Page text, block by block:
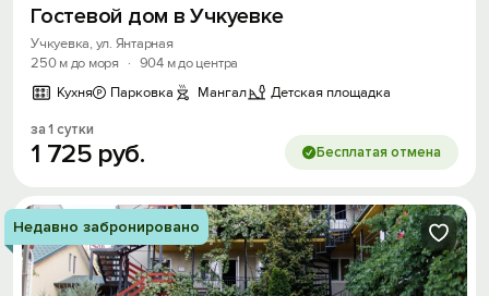
Гостевой дом в Учкуевке
Учкуевка, ул. Янтарная
250 м до моря
· 904 м до центра
Кухня
Парковка Мангал Детская площадка
за 1 сутки
1 725 руб. Бесплатая отмена
Недавно забронировано
Скидка −5%
Хочешь дешевле? Оставь почту и получи